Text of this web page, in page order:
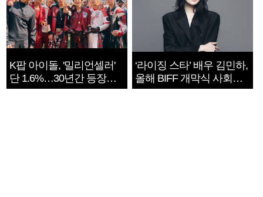
K팝 아이돌, '밀리언셀러'
단 1.6%…30년간 등장
1182개팀 전수조사
‘라이징 스타’ 배우 김민하,
올해 BIFF 개막식 사회자
확정